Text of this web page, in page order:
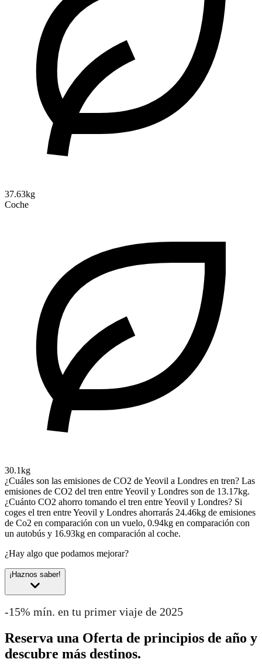
37.63kg
Coche
30.1kg
¿Cuáles son las emisiones de CO2 de Yeovil a Londres en tren? Las
emisiones de CO2 del tren entre Yeovil y Londres son de 13.17kg.
¿Cuánto CO2 ahorro tomando el tren entre Yeovil y Londres? Si
coges el tren entre Yeovil y Londres ahorrarás 24.46kg de emisiones
de Co2 en comparación con un vuelo, 0.94kg en comparación con
un autobús y 16.93kg en comparación al coche.
¿Hay algo que podamos mejorar?
¡Haznos saber!
-15% mín. en tu primer viaje de 2025
Reserva una Oferta de principios de año y
descubre más destinos.